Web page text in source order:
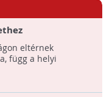
eltérnek
függ a helyi